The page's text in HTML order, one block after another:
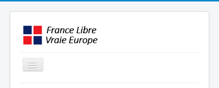
Basculer